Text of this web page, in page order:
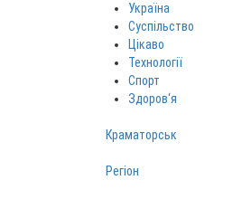
Україна
Суспільство
Цікаво
Технології
Спорт
Здоров‘я
Краматорськ
Регіон